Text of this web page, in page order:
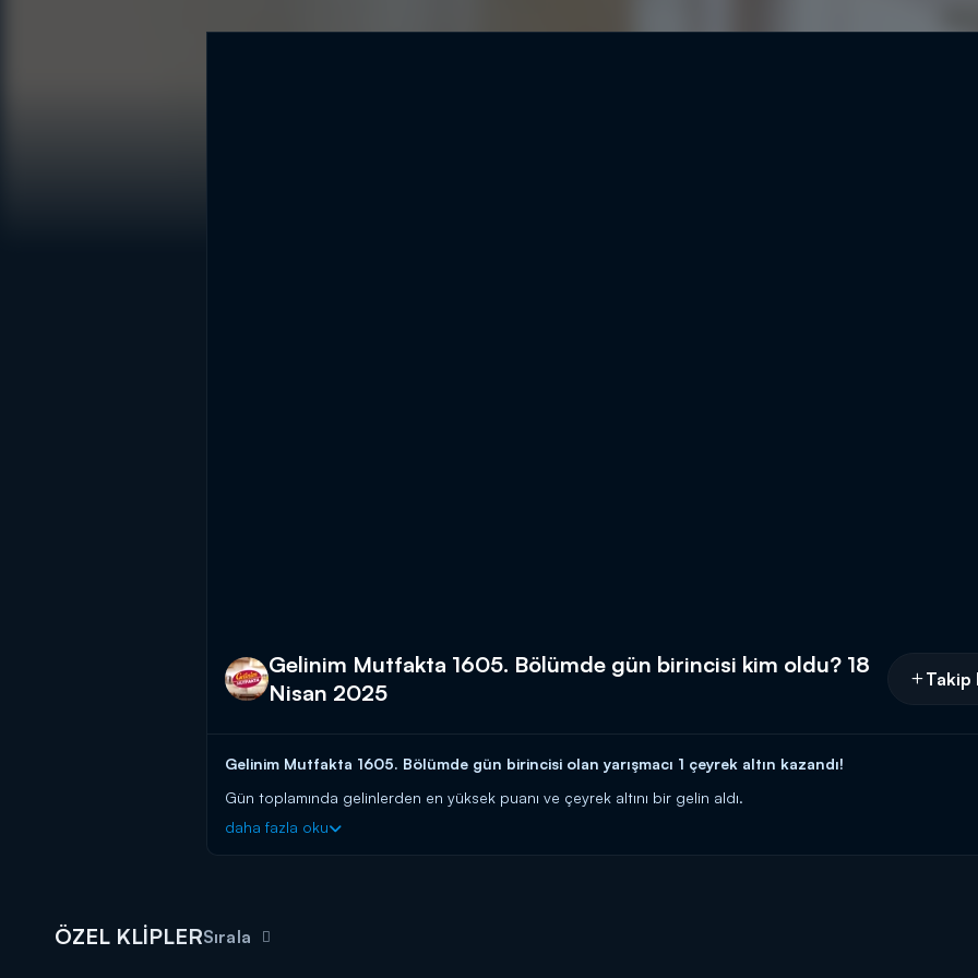
Gelinim Mutfakta 1605. Bölümde gün birincisi kim oldu? 18
Nisan 2025
Takip
Gelinim Mutfakta 1605. Bölümde gün birincisi olan yarışmacı 1 çeyrek altın kazandı!
Gün toplamında gelinlerden en yüksek puanı ve çeyrek altını bir gelin aldı.
Başladığı tarihten itibaren hafta birincilerine 10 altın bilezik ödül veren yarışma programı kasasındaki diğer
BAŞVURULARINIZ İÇİN WEB ADRESİ:
daha fazla oku
ÖZEL KLİPLERSırala